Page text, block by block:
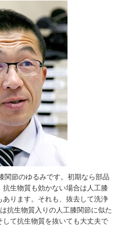
関節のゆるみです。初期なら部品
生物質も効かない場合は人工膝
ります。それも、抜去して洗浄
抗生物質入りの人工膝関節に似た
て抗生物質を抜いても大丈夫で